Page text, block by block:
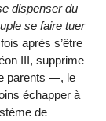
dispenser du
se faire tuer
après s’être
III, supprime
parents —, le
échapper à
de